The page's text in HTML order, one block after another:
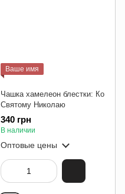
Ваше имя
Чашка хамелеон блестки: Ко
Святому Николаю
340 грн
В наличии
Оптовые цены